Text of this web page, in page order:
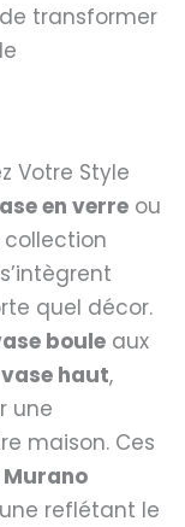
transformer
Votre Style
en verre ou
collection
quel décor.
boule aux
vase haut,
une
maison. Ces
reflétant le